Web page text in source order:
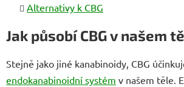
Alternativy k CBG
Jak působí CBG v našem
Stejně jako jiné kanabinoidy, CBG
endokanabinoidní systém v našem těle.